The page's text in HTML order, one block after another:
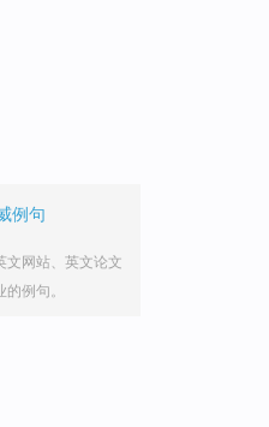
例句
文网站、英文论文
例句。